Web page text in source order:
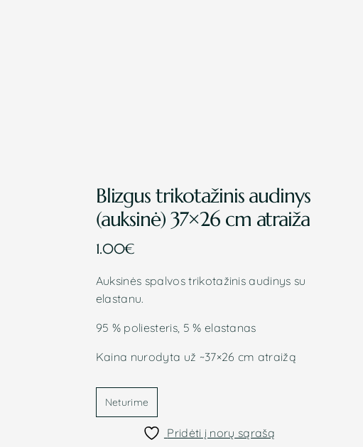
Blizgus trikotažinis audinys
(auksinė) 37×26 cm atraiža
1.00€
Auksinės spalvos trikotažinis audinys su
elastanu.
95 % poliesteris, 5 % elastanas
Kaina nurodyta už ~37×26 cm atraižą
Neturime
Pridėti į norų sąrašą